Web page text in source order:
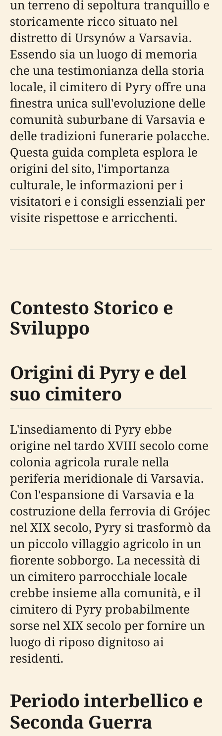
un terreno di sepoltura tranquillo e
storicamente ricco situato nel
distretto di Ursynów a Varsavia.
Essendo sia un luogo di memoria
che una testimonianza della storia
locale, il cimitero di Pyry offre una
finestra unica sull'evoluzione delle
comunità suburbane di Varsavia e
delle tradizioni funerarie polacche.
Questa guida completa esplora le
origini del sito, l'importanza
culturale, le informazioni per i
visitatori e i consigli essenziali per
visite rispettose e arricchenti.
Contesto Storico e
Sviluppo
Origini di Pyry e del
suo cimitero
L'insediamento di Pyry ebbe
origine nel tardo XVIII secolo come
colonia agricola rurale nella
periferia meridionale di Varsavia.
Con l'espansione di Varsavia e la
costruzione della ferrovia di Grójec
nel XIX secolo, Pyry si trasformò da
un piccolo villaggio agricolo in un
fiorente sobborgo. La necessità di
un cimitero parrocchiale locale
crebbe insieme alla comunità, e il
cimitero di Pyry probabilmente
sorse nel XIX secolo per fornire un
luogo di riposo dignitoso ai
residenti.
Periodo interbellico e
Seconda Guerra